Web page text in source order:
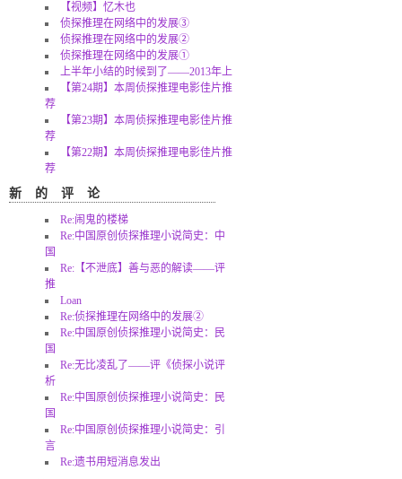
【视频】忆木也
侦探推理在网络中的发展③
侦探推理在网络中的发展②
侦探推理在网络中的发展①
上半年小结的时候到了——2013年上
【第24期】本周侦探推理电影佳片推
荐
【第23期】本周侦探推理电影佳片推
荐
【第22期】本周侦探推理电影佳片推
荐
新的评论
Re:闹鬼的楼梯
Re:中国原创侦探推理小说简史：中
国
Re:【不泄底】善与恶的解读——评
推
Loan
Re:侦探推理在网络中的发展②
Re:中国原创侦探推理小说简史：民
国
Re:无比凌乱了——评《侦探小说评
析
Re:中国原创侦探推理小说简史：民
国
Re:中国原创侦探推理小说简史：引
言
Re:遗书用短消息发出